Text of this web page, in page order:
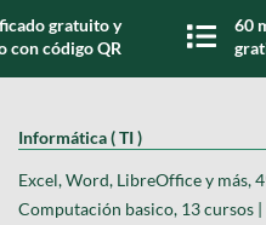
gratuito y
con código QR
60
Informática ( TI )
Excel, Word, LibreOffice y más,
Computación basico, 13 cursos |